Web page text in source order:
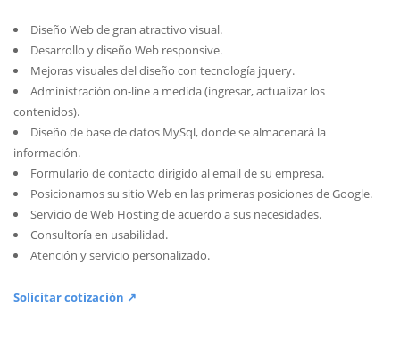
Diseño Web de gran atractivo visual.
Desarrollo y diseño Web responsive.
Mejoras visuales del diseño con tecnología jquery.
Administración on-line a medida (ingresar, actualizar los
contenidos).
Diseño de base de datos MySql, donde se almacenará la
información.
Formulario de contacto dirigido al email de su empresa.
Posicionamos su sitio Web en las primeras posiciones de Google.
Servicio de Web Hosting de acuerdo a sus necesidades.
Consultoría en usabilidad.
Atención y servicio personalizado.
Solicitar cotización ↗